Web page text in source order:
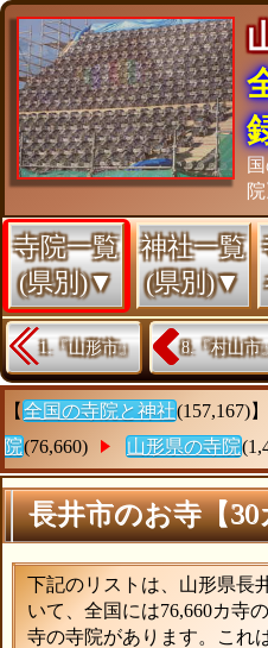
寺院一覧
(県別)▼
神社一覧
(県別)▼
1.『山形市』 8.『村山市
【 全国の寺院と神社(157,167)
院(76,660) 山形県の寺院
長井市のお寺【
下記のリストは、山形県長
いて、全国には76,660カ寺
寺の寺院があります。これ